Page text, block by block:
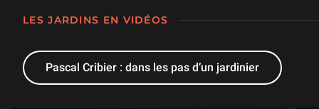
LES JARDINS EN VIDÉOS
Pascal Cribier : dans les pas d’un jardinier